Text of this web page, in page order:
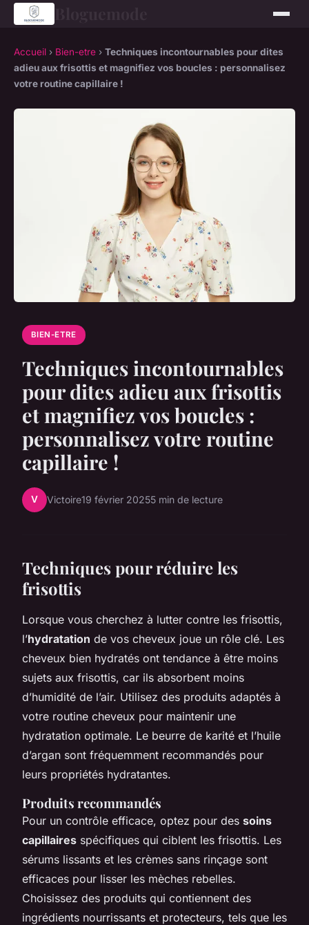
Accueil › Bien-etre › Techniques incontournables pour dites
adieu aux frisottis et magnifiez vos boucles : personnalisez
votre routine capillaire !
BIEN-ETRE
Techniques incontournables
pour dites adieu aux frisottis
et magnifiez vos boucles :
personnalisez votre routine
capillaire !
V Victoire19 février 20255 min de lecture
Techniques pour réduire les
frisottis
Lorsque vous cherchez à lutter contre les frisottis,
l’hydratation de vos cheveux joue un rôle clé. Les
cheveux bien hydratés ont tendance à être moins
sujets aux frisottis, car ils absorbent moins
d’humidité de l’air. Utilisez des produits adaptés à
votre routine cheveux pour maintenir une
hydratation optimale. Le beurre de karité et l’huile
d’argan sont fréquemment recommandés pour
leurs propriétés hydratantes.
Produits recommandés
Pour un contrôle efficace, optez pour des soins
capillaires spécifiques qui ciblent les frisottis. Les
sérums lissants et les crèmes sans rinçage sont
efficaces pour lisser les mèches rebelles.
Choisissez des produits qui contiennent des
ingrédients nourrissants et protecteurs, tels que les